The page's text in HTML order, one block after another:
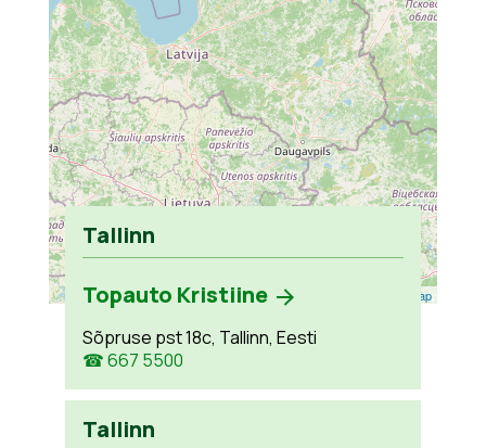
Leaflet OpenStreetMap
Tallinn
Topauto Kristiine
Sõpruse pst 18c, Tallinn, Eesti
☎ 667 5500
Tallinn